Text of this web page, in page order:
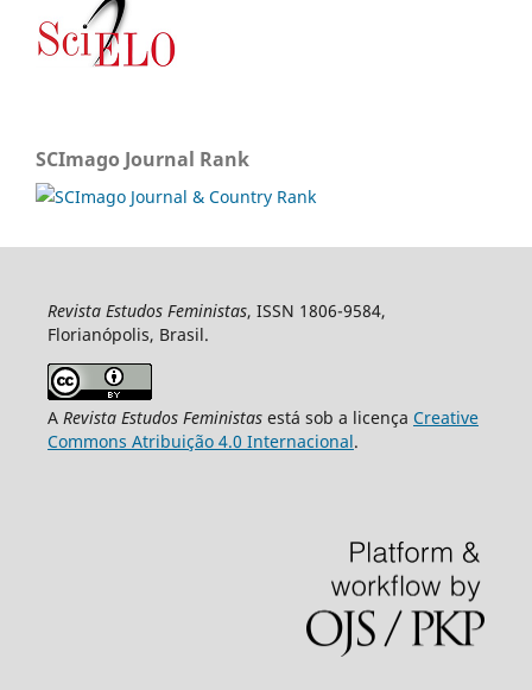
SCImago Journal Rank
Revista Estudos Feministas, ISSN 1806-9584,
Florianópolis, Brasil.
A Revista Estudos Feministasestá sob a licença Creative
Commons Atribuição 4.0 Internacional.